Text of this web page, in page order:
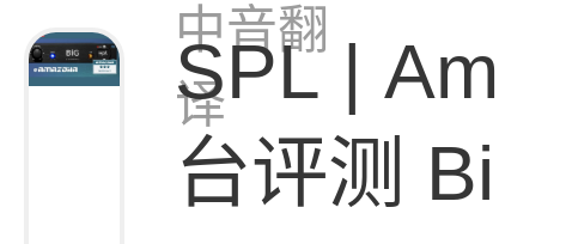
中音翻
译
SPL |
台评测